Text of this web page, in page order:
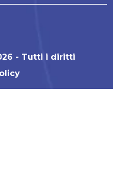
- Tutti i diritti